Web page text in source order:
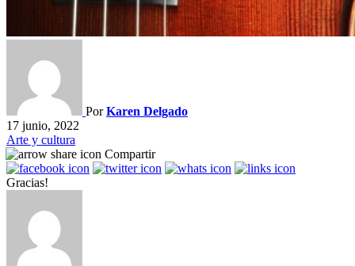
PorKaren Delgado
17 junio, 2022
Arte y cultura
Compartir
Gracias!